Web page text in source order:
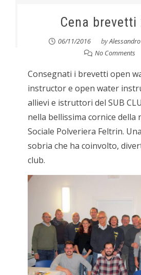
Cena brevetti
06/11/2016 by
No Comments
Consegnati i brevetti open
instructor e open water
allievi e istruttori del SUB
nella bellissima cornice della
Sociale Polveriera Feltrin.
sobria che ha coinvolto,
club.